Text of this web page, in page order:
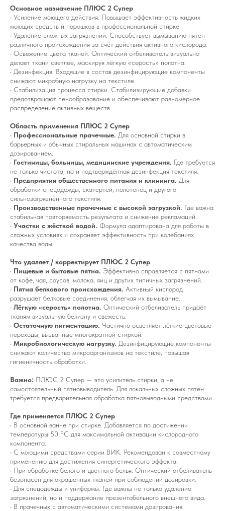
Основное назначение ПЛЮС 2 Супер
• Усиление моющего действия. Повышает эффективность жидких
моющих средств и порошков в профессиональной стирке.
• Удаление сложных загрязнений. Способствует вымыванию пятен
различного происхождения за счёт действия активного кислорода.
• Освежение цвета тканей. Оптический отбеливатель визуально
делает ткани светлее, маскируя лёгкую «серость» полотна.
• Дезинфекция. Входящие в состав дезинфицирующие компоненты
снижают микробную нагрузку на текстиле.
• Стабилизация процесса стирки. Стабилизирующие добавки
предотвращают пенообразование и обеспечивают равномерное
распределение активных веществ.
Область применения ПЛЮС 2 Супер
• Профессиональные прачечные. Для основной стирки в
барьерных и обычных стиральных машинах с автоматическим
дозированием.
• Гостиницы, больницы, медицинские учреждения. Где требуется
не только чистота, но и подтверждённая дезинфекция текстиля.
• Предприятия общественного питания и клининга. Для
обработки спецодежды, скатертей, полотенец и другого
сильнозагрязнённого текстиля.
• Производственные прачечные с высокой загрузкой. Где важна
стабильная повторяемость результата и снижение рекламаций.
• Участки с жёсткой водой. Формула адаптирована для работы в
сложных условиях и сохраняет эффективность при колебаниях
качества воды.
Что удаляет / корректирует ПЛЮС 2 Супер
• Пищевые и бытовые пятна. Эффективно справляется с пятнами
от кофе, чая, соусов, молока, яиц и других типичных загрязнений.
• Пятна белкового происхождения. Активный кислород
разрушает белковые соединения, облегчая их вымывание.
• Лёгкую «серость» полотна. Оптический отбеливатель придаёт
тканям визуальную белизну и свежесть.
• Остаточную пигментацию. Частично осветляет лёгкие цветовые
переходы, вызванные многократной стиркой.
• Микробиологическую нагрузку. Дезинфицирующие компоненты
снижают количество микроорганизмов на текстиле, повышая
гигиеничность обработки.
Важно: ПЛЮС 2 Супер — это усилитель стирки, а не
самостоятельный пятновыводитель. Для локальных сложных пятен
требуется предварительная обработка пятновыводными средствами.
Где применяется ПЛЮС 2 Супер
• В основной ванне при стирке. Добавляется по достижении
температуры 50 °C для максимальной активации кислородного
компонента.
• С моющими средствами серии ВИК. Рекомендован к совместному
применению для достижения синергетического эффекта.
• При обработке белого и цветного белья. Оптический отбеливатель
безопасен для окрашенных тканей при соблюдении дозировки.
• Для спецодежды и униформы. Где важны не только удаление
загрязнений, но и поддержание презентабельного внешнего вида.
• В прачечных с автоматическими системами дозирования.